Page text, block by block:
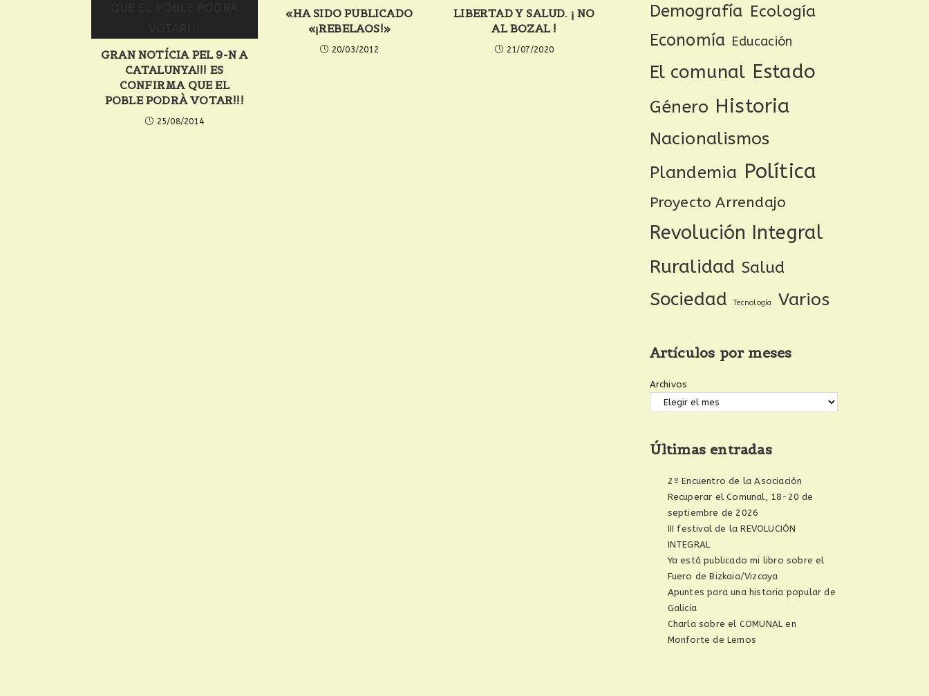
GRAN NOTÍCIA PEL 9-N A
CATALUNYA!!! ES
CONFIRMA QUE EL
POBLE PODRÀ VOTAR!!!
25/08/2014
«HA SIDO PUBLICADO
«¡REBELAOS!»
20/03/2012
LIBERTAD Y SALUD. ¡ NO
AL BOZAL !
21/07/2020
Demografía Ecología
Economía Educación
El comunal Estado
Género Historia
Nacionalismos
Plandemia Política
Proyecto Arrendajo
Revolución Integral
Ruralidad Salud
Sociedad Tecnología Varios
Artículos por meses
Archivos
Últimas entradas
2º Encuentro de la Asociación
Recuperar el Comunal, 18-20 de
septiembre de 2026
III festival de la REVOLUCIÓN
INTEGRAL
Ya está publicado mi libro sobre el
Fuero de Bizkaia/Vizcaya
Apuntes para una historia popular de
Galicia
Charla sobre el COMUNAL en
Monforte de Lemos